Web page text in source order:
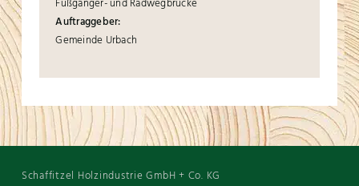
Fußgänger- und Radwegbrücke
Auftraggeber:
Gemeinde Urbach
Schaffitzel Holzindustrie GmbH + Co. KG